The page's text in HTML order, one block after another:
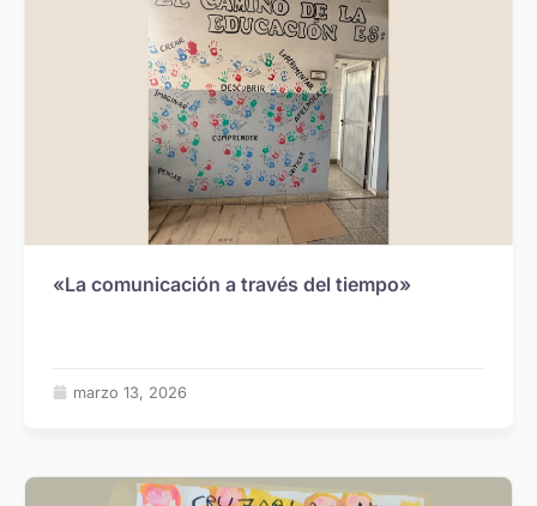
«La comunicación a través del tiempo»
marzo 13, 2026